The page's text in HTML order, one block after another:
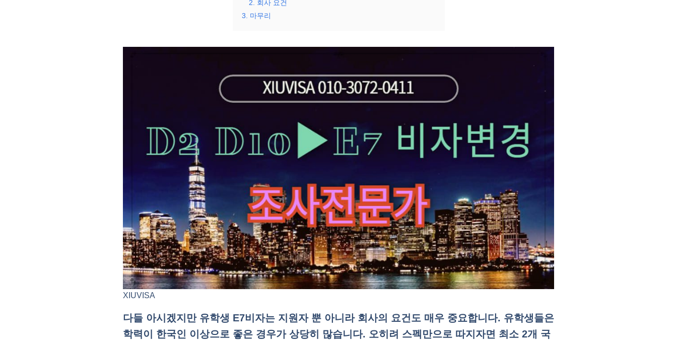
2. 회사 요건
3. 마무리
XIUVISA
다들 아시겠지만 유학생 E7비자는 지원자 뿐 아니라 회사의 요건도 매우 중요합니다. 유학생들은
학력이 한국인 이상으로 좋은 경우가 상당히 많습니다. 오히려 스펙만으로 따지자면 최소 2개 국